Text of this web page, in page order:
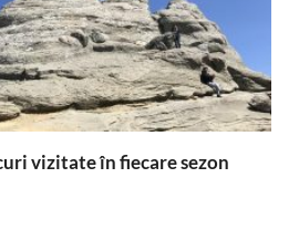
vizitate în fiecare sezon